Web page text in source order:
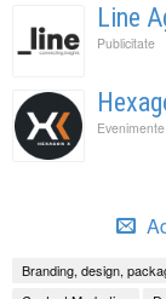
Line
Publicitate
Evenimente
Branding, design,